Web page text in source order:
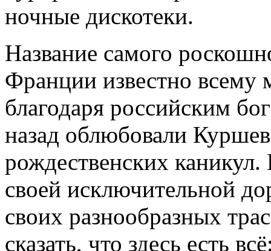
ночные дискотеки.
Название самого
Франции известно всему
благодаря российским
назад облюбовали
рождественских каникул.
своей исключительной
своих разнообразных
сказать, что здесь есть